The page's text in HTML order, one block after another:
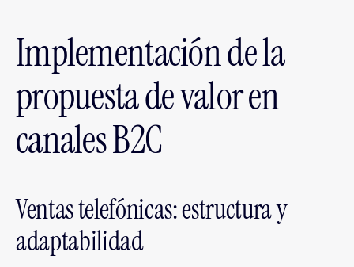
Implementación de la
propuesta de valor en
canales B2C
Ventas telefónicas: estructura y
adaptabilidad